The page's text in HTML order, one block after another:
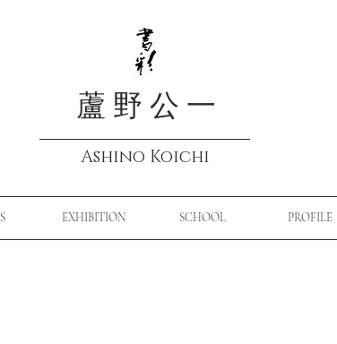
蘆 野 公 一
Ashino Koichi
EXHIBITION SCHOOL PROFILE